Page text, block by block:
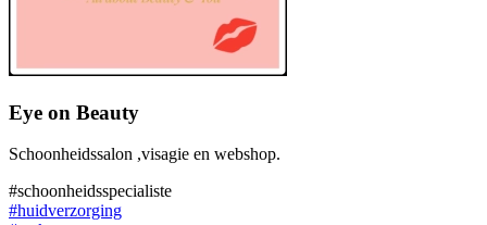
Eye on Beauty
Schoonheidssalon ,visagie en webshop.
#schoonheidsspecialiste
#huidverzorging